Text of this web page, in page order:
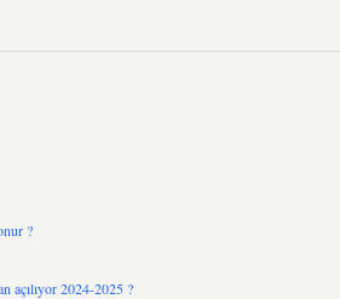
?
açılıyor 2024-2025 ?